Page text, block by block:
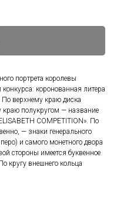
портрета королевы
коронованная литера
верхнему краю диска
полукругом — название
COMPETITION». По
— знаки генерального
и самого монетного двора
стороны имеется буквенное
кругу внешнего кольца